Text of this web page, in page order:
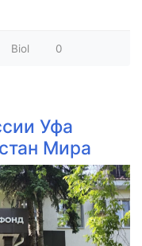
Biol 0
Уфа
Мира